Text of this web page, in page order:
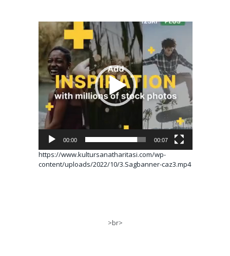
Video
oynatıcı
00:00 00:07
https://www.kultursanatharitasi.com/wp-
content/uploads/2022/10/3.Sagbanner-caz3.mp4
>br>